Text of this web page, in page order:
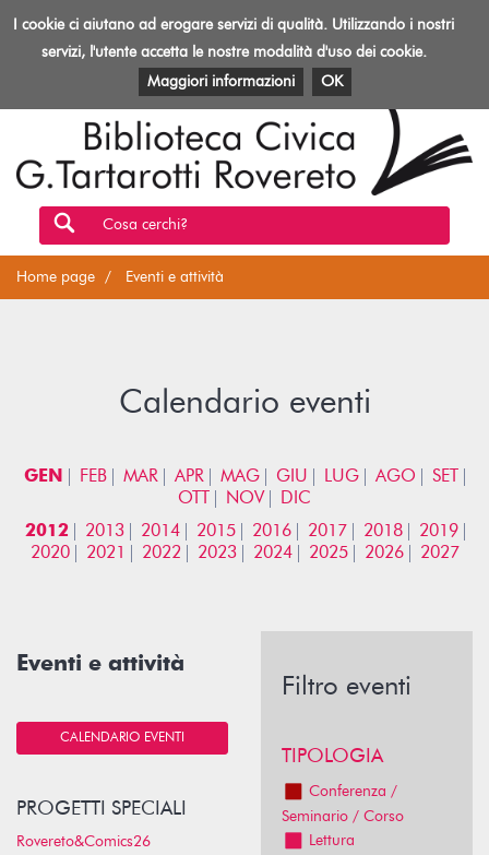
Toggle
Biblioteca
Rovereto
EVENTI E ATTIVITÀ PATRIMONIO E RISORSE
Cosa cerchi?
Home page Eventi e attività
Calendario eventi
GEN FEB MAR APR MAG GIU LUG AGO
SET
OTT
NOV
DIC
2012
2013 2014 2015 2016 2017 2018
2019
2020
2021 2022 2023 2024 2025 2026 2027
Eventi e attività
CALENDARIO EVENTI
PROGETTI SPECIALI
Rovereto&Comics26
Filtro eventi
TIPOLOGIA
Conferenza /
Seminario / Corso
Lettura
I cookie ci aiutano ad erogare servizi di qualità. Utilizzando i nostri
servizi, l'utente accetta le nostre modalità d'uso dei cookie.
Maggiori informazioni
OK